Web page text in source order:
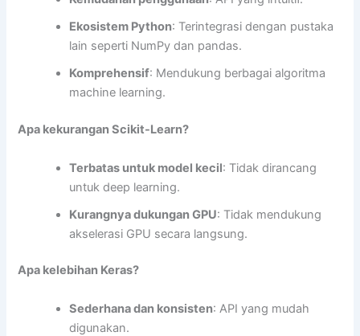
Ekosistem Python: Terintegrasi dengan pustaka
lain seperti NumPy dan pandas.
Komprehensif: Mendukung berbagai algoritma
machine learning.
Apa kekurangan Scikit-Learn?
Terbatas untuk model kecil: Tidak dirancang
untuk deep learning.
Kurangnya dukungan GPU: Tidak mendukung
akselerasi GPU secara langsung.
Apa kelebihan Keras?
Sederhana dan konsisten: API yang mudah
digunakan.